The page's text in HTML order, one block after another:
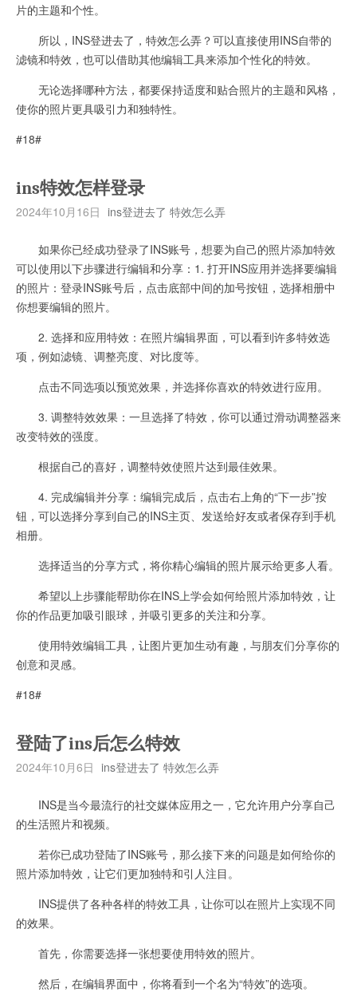
片的主题和个性。
所以，INS登进去了，特效怎么弄？可以直接使用INS自带的
滤镜和特效，也可以借助其他编辑工具来添加个性化的特效。
无论选择哪种方法，都要保持适度和贴合照片的主题和风格，
使你的照片更具吸引力和独特性。
#18#
ins特效怎样登录
2024年10月16日 ins登进去了 特效怎么弄
如果你已经成功登录了INS账号，想要为自己的照片添加特效
可以使用以下步骤进行编辑和分享：1. 打开INS应用并选择要编辑
的照片：登录INS账号后，点击底部中间的加号按钮，选择相册中
你想要编辑的照片。
2. 选择和应用特效：在照片编辑界面，可以看到许多特效选
项，例如滤镜、调整亮度、对比度等。
点击不同选项以预览效果，并选择你喜欢的特效进行应用。
3. 调整特效效果：一旦选择了特效，你可以通过滑动调整器来
改变特效的强度。
根据自己的喜好，调整特效使照片达到最佳效果。
4. 完成编辑并分享：编辑完成后，点击右上角的“下一步”按
钮，可以选择分享到自己的INS主页、发送给好友或者保存到手机
相册。
选择适当的分享方式，将你精心编辑的照片展示给更多人看。
希望以上步骤能帮助你在INS上学会如何给照片添加特效，让
你的作品更加吸引眼球，并吸引更多的关注和分享。
使用特效编辑工具，让图片更加生动有趣，与朋友们分享你的
创意和灵感。
#18#
登陆了ins后怎么特效
2024年10月6日 ins登进去了 特效怎么弄
INS是当今最流行的社交媒体应用之一，它允许用户分享自己
的生活照片和视频。
若你已成功登陆了INS账号，那么接下来的问题是如何给你的
照片添加特效，让它们更加独特和引人注目。
INS提供了各种各样的特效工具，让你可以在照片上实现不同
的效果。
首先，你需要选择一张想要使用特效的照片。
然后，在编辑界面中，你将看到一个名为“特效”的选项。